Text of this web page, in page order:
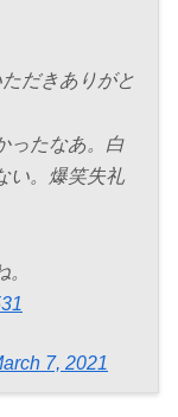
だきありがと
ったなあ。白
い。爆笑失礼
7, 2021